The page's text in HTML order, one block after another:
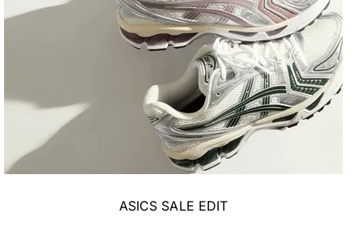
ASICS SALE EDIT